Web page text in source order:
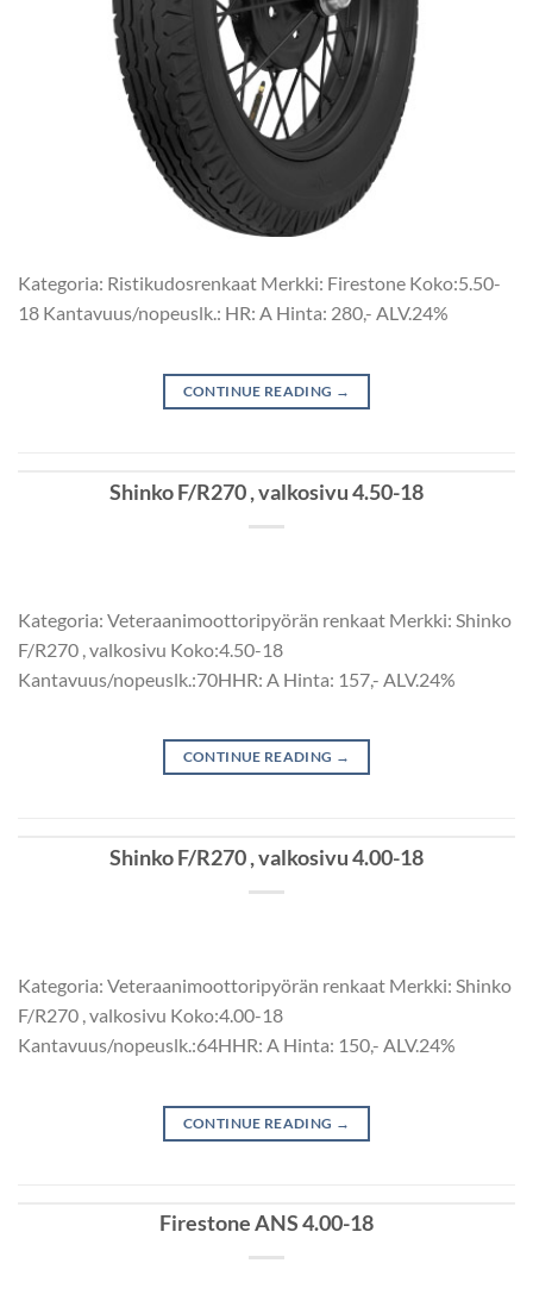
Kategoria: Ristikudosrenkaat Merkki: Firestone Koko:5.50-
18 Kantavuus/nopeuslk.: HR: A Hinta: 280,- ALV.24%
CONTINUE READING →
Shinko F/R270 , valkosivu 4.50-18
Kategoria: Veteraanimoottoripyörän renkaat Merkki: Shinko
F/R270 , valkosivu Koko:4.50-18
Kantavuus/nopeuslk.:70HHR: A Hinta: 157,- ALV.24%
CONTINUE READING →
Shinko F/R270 , valkosivu 4.00-18
Kategoria: Veteraanimoottoripyörän renkaat Merkki: Shinko
F/R270 , valkosivu Koko:4.00-18
Kantavuus/nopeuslk.:64HHR: A Hinta: 150,- ALV.24%
CONTINUE READING →
Firestone ANS 4.00-18